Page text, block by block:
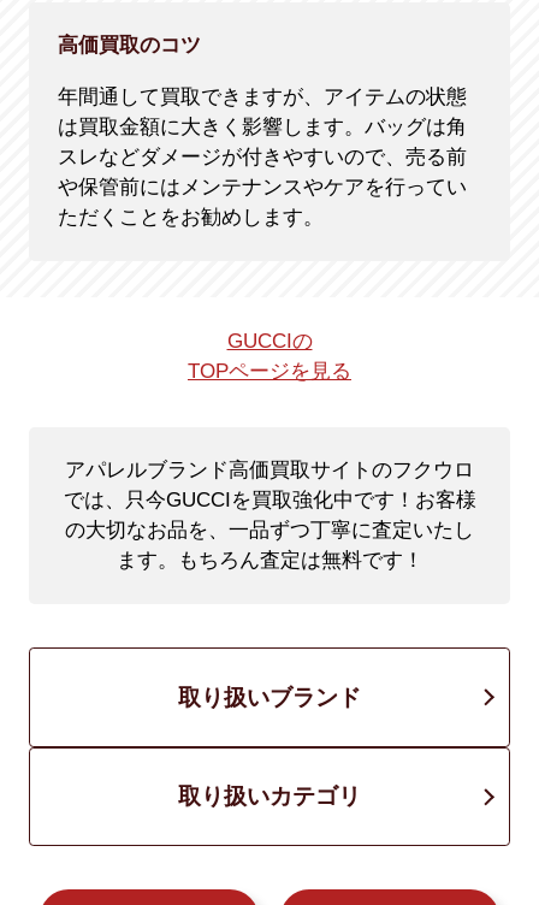
高価買取のコツ
年間通して買取できますが、アイテムの状態
は買取金額に大きく影響します。バッグは角
スレなどダメージが付きやすいので、売る前
や保管前にはメンテナンスやケアを行ってい
ただくことをお勧めします。
GUCCIの
TOPページを見る
アパレルブランド高価買取サイトのフクウロ
では、只今GUCCIを買取強化中です！ お客様
の大切なお品を、一品ずつ丁寧に査定いたし
ます。もちろん査定は無料です！
取り扱いブランド
取り扱いカテゴリ